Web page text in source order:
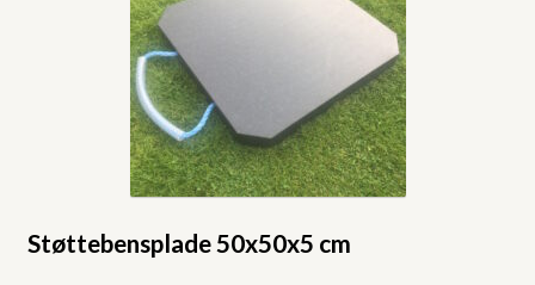
Støttebensplade 50x50x5 cm